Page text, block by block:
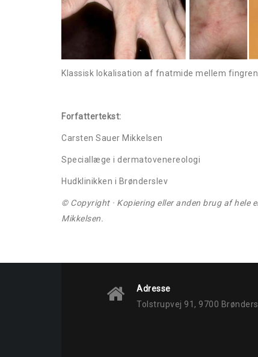
Klassisk lokalisation af fnatmide mellem
Forfattertekst:
Carsten Sauer Mikkelsen
Speciallæge i dermatovenereologi
Hudklinikken i Brønderslev
© Copyright · Kopiering eller anden brug af hele
Mikkelsen.
Adresse
Tolstrupvej 91, 9700